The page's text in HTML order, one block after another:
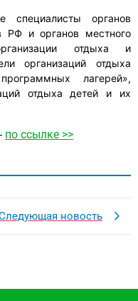
специалисты органов
РФ и органов местного
отдыха и
организаций отдыха
лагерей»,
отдыха детей и их
по ссылке >>
новость